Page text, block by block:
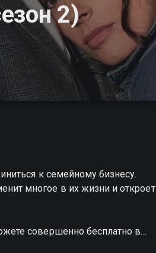
2)
к семейному бизнесу.
многое в их жизни и откроет
совершенно бесплатно в